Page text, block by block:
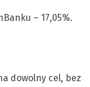
– 17,05%.
dowolny cel, bez